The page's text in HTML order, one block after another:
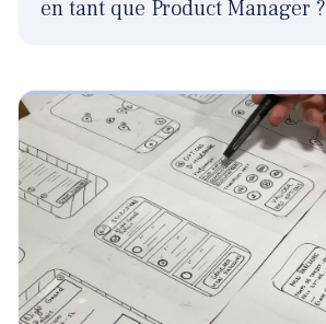
en tant que Product Manager ?